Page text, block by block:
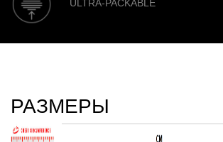
ULTRA-PACKABLE
РАЗМЕРЫ